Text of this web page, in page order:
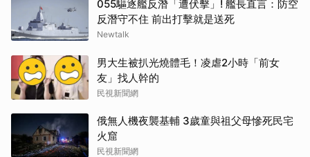
055驅逐艦反潛「遭伏擊」! 艦長直言：防空
反潛守不住 前出打擊就是送死
Newtalk
男大生被扒光燒體毛！凌虐2小時「前女
友」找人幹的
民視新聞網
俄無人機夜襲基輔 3歲童與祖父母慘死民宅
火窟
民視新聞網